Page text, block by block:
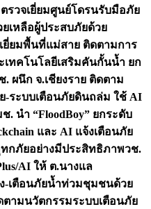
ตรวจเยี่ยมศูนย์โดรนรับมือภัย
เหลือผู้ประสบภัยด้วย
ยี่ยมพื้นที่แม่สาย ติดตามการ
ทคโนโลยีเสริมคันกั้นน้ำ ยก
. ผนึก จ.เชียงราย ติดตาม
-ระบบเตือนภัยดินถล่ม ใช้ AI
. นำ “FloodBoy” ยกระดับ
และ AI แจ้งเตือนภัย
กภัยอย่างมีประสิทธิภาพวช.
AI ให้ ต.นางแล
ง-เตือนภัยน้ำท่วมชุมชนด้วย
ตามนวัตกรรมระบบเตือนภัย